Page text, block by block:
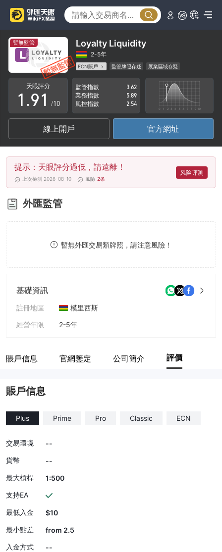
暫無監管 Loyalty Liquidity
2-5年
ECN賬戶 監管牌照存疑
展業區域存疑
高級風險隱患
天眼評分
0
1
2
3
4
5
6
7
.
5
6
7
8
9
0
1
2
3
4
5
6
7
/10
監管指數
3.62
業務指數
5.89
風控指數
2.54
線上開戶 官方網址
提示：天眼評分過低，請遠離！
上次檢測 2026-08-10 風險 2条
风险评测
外匯監管
暫無外匯交易類牌照，請注意風險！
基礎資訊
註冊地區
模里西斯
經營年限
2-5年
賬戶信息 官網鑒定 公司簡介 評價
賬戶信息
Plus Prime Pro Classic ECN
交易環境
--
貨幣
--
最大槓桿
1:500
支持EA
最低入金
$10
最小點差
from 2.5
入金方式
--